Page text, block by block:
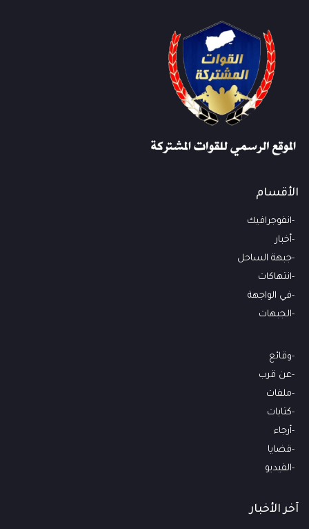
الأقسام
انفوجرافيك
أخبار
جبهة الساحل
انتهاكات
في الواجهة
الجبهات
وقائع
عن قرب
ملفات
كتابات
أرجاء
قضايا
الفيديو
آخر الأخبار